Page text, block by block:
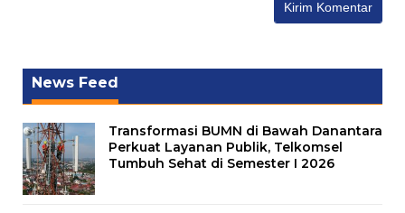
News Feed
Transformasi BUMN di Bawah Danantara
Perkuat Layanan Publik, Telkomsel
Tumbuh Sehat di Semester I 2026